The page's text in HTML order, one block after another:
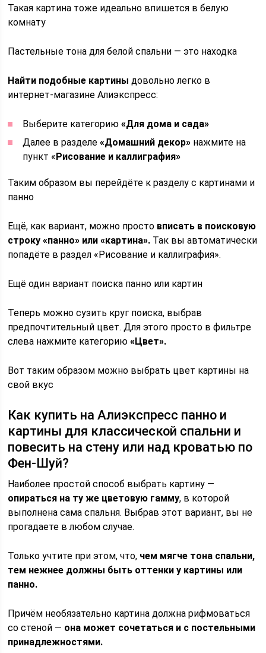
Такая картина тоже идеально впишется в белую
комнату
Пастельные тона для белой спальни — это находка
Найти подобные картины довольно легко в
интернет-магазине Алиэкспресс:
Выберите категорию«Для дома и сада»
Далее в разделе«Домашний декор» нажмите на
пункт «Рисование и каллиграфия»
Таким образом вы перейдёте к разделу с картинами и
панно
Ещё, как вариант, можно просто вписать в поисковую
строку «панно» или «картина». Так вы автоматически
попадёте в раздел «Рисование и каллиграфия».
Ещё один вариант поиска панно или картин
Теперь можно сузить круг поиска, выбрав
предпочтительный цвет. Для этого просто в фильтре
слева нажмите категорию «Цвет».
Вот таким образом можно выбрать цвет картины на
свой вкус
Как купить на Алиэкспресс панно и
картины для классической спальни и
повесить на стену или над кроватью по
Фен-Шуй?
Наиболее простой способ выбрать картину —
опираться на ту же цветовую гамму, в которой
выполнена сама спальня. Выбрав этот вариант, вы не
прогадаете в любом случае.
Только учтите при этом, что, чем мягче тона спальни,
тем нежнее должны быть оттенки у картины или
панно.
Причём необязательно картина должна рифмоваться
со стеной — она может сочетаться и с постельными
принадлежностями.